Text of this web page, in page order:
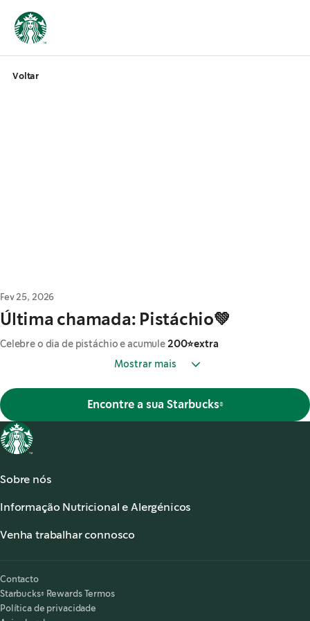
Voltar
Fev 25, 2026
Última chamada: Pistáchio💚
Celebre o dia de pistáchio e acumule200⭐extra
Mostrar mais
Encontre a sua Starbucks®
Sobre nós
Os nossos Cafés
Serviço de apoio ao cliente
Informação Nutricional e Alergénicos
Alergénicos,opens in a new tab
Venha trabalhar connosco
Contacto
Starbucks® Rewards Termos
Política de privacidade